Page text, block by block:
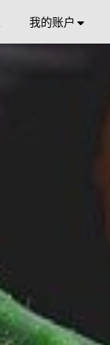
我的账户